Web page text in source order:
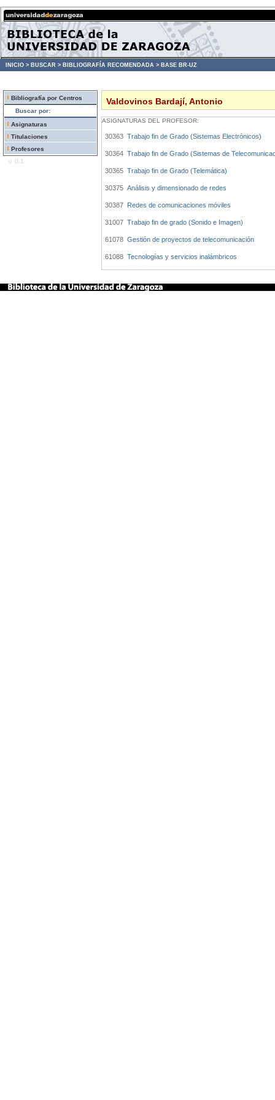
INICIO > BUSCAR > BIBLIOGRAFÍA RECOMENDADA > BASE BR-UZ
Bibliografía por Centros
Buscar por:
Asignaturas
Titulaciones
Profesores
v. 0.1
Valdovinos Bardají, Antonio
ASIGNATURAS DEL PROFESOR:
30363 Trabajo fin de Grado (Sistemas Electrónicos)
30364 Trabajo fin de Grado (Sistemas de
30365 Trabajo fin de Grado (Telemática)
30375 Análisis y dimensionado de redes
30387 Redes de comunicaciones móviles
31007 Trabajo fin de grado (Sonido e Imagen)
61078 Gestión de proyectos de telecomunicación
61088 Tecnologías y servicios inalámbricos